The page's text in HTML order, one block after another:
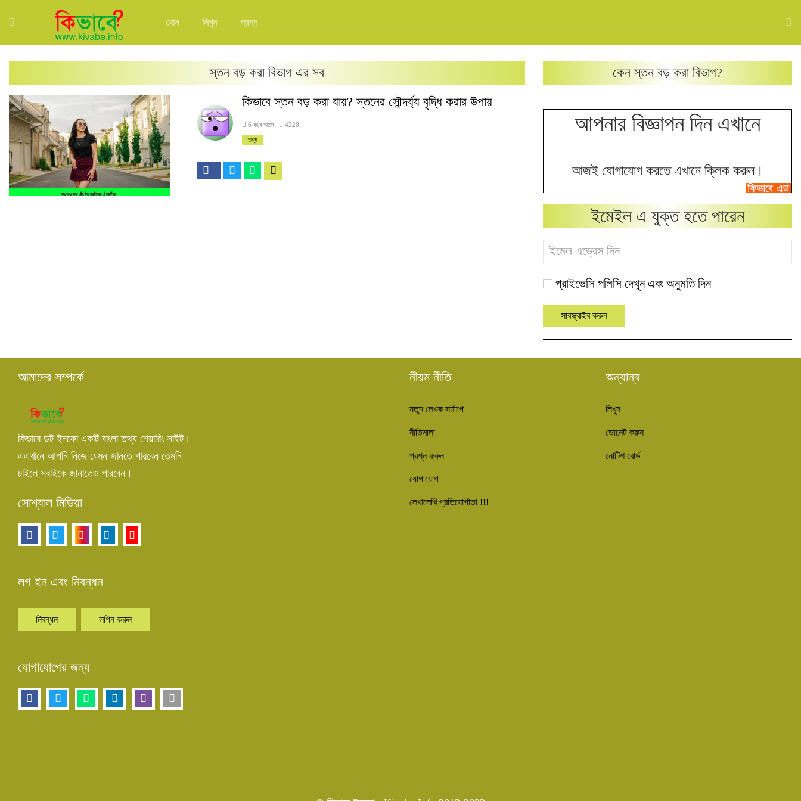
হোম লিখুন প্রশ্ন
স্তন বড় করাবিভাগ এর সব
কিভাবে স্তন বড় করা যায়? স্তনের সৌন্দর্য্য বৃদ্ধি করার উপায়
6 বছর আগে 4220
তথ্য
কেনস্তন বড় করাবিভাগ?
আপনার বিজ্ঞাপন দিন এখানে
আজই যোগাযোগ করতে এখানে ক্লিক করুন।
ইমেইল এ যুক্ত হতে পারেন
প্রাইভেসি পলিসি দেখুন এবং অনুমতি দিন
আমাদের সম্পর্কে
কিভাবে ডট ইনফো একটি বাংলা তথ্য শেয়ারিং সাইট।
এএখানে আপনি নিজে যেমন জানতে পারবেন তেমনি
চাইলে সবাইকে জানাতেও পারবেন।
সোশ্যাল মিডিয়া
লগ ইন এবং নিবন্ধন
নিবন্ধন লগিন করুন
যোগাযোগের জন্য
নীয়ম নীতি
নতুন লেখক সমীপে
নীতিমালা
প্রশ্ন করুন
যোগাযোগ
লেখালেখি প্রতিযোগীতা !!!
অন্যান্য
লিখুন
ডোনেট করুন
নোটিশ বোর্ড